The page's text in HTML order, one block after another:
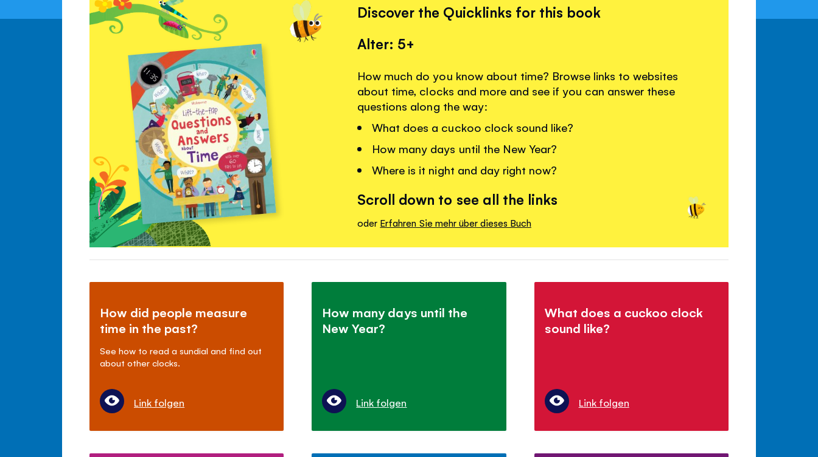
Discover the Quicklinks for this book
Alter: 5+
How much do you know about time? Browse links to websites
about time, clocks and more and see if you can answer these
questions along the way:
What does a cuckoo clock sound like?
How many days until the New Year?
Where is it night and day right now?
Scroll down to see all the links
oder Erfahren Sie mehr über dieses Buch
How did people measure
time in the past?
See how to read a sundial and find out
about other clocks.
Link folgen
How many days until the
New Year?
Link folgen
What does a cuckoo clock
sound like?
Link folgen